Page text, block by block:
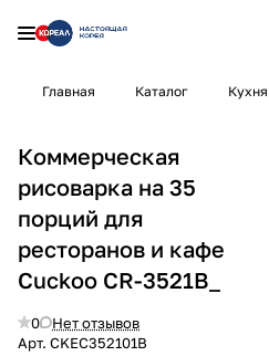
Главная Каталог Кухня
Коммерческая
рисоварка на 35
порций для
ресторанов и кафе
Cuckoo CR-3521B_
0
Нет отзывов
Арт. CKEC352101B